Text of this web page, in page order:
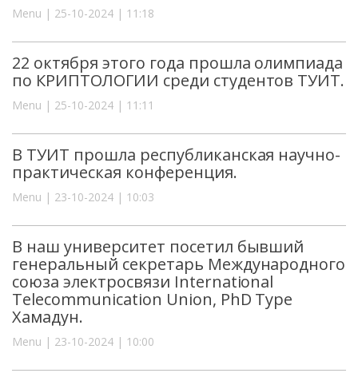
Menu | 25-10-2024 | 11:18
22 октября этого года прошла олимпиада
по КРИПТОЛОГИИ среди студентов ТУИТ.
Menu | 25-10-2024 | 11:11
В ТУИТ прошла республиканская научно-
практическая конференция.
Menu | 23-10-2024 | 10:03
В наш университет посетил бывший
генеральный секретарь Международного
союза электросвязи International
Telecommunication Union, PhD Туре
Хамадун.
Menu | 23-10-2024 | 10:00